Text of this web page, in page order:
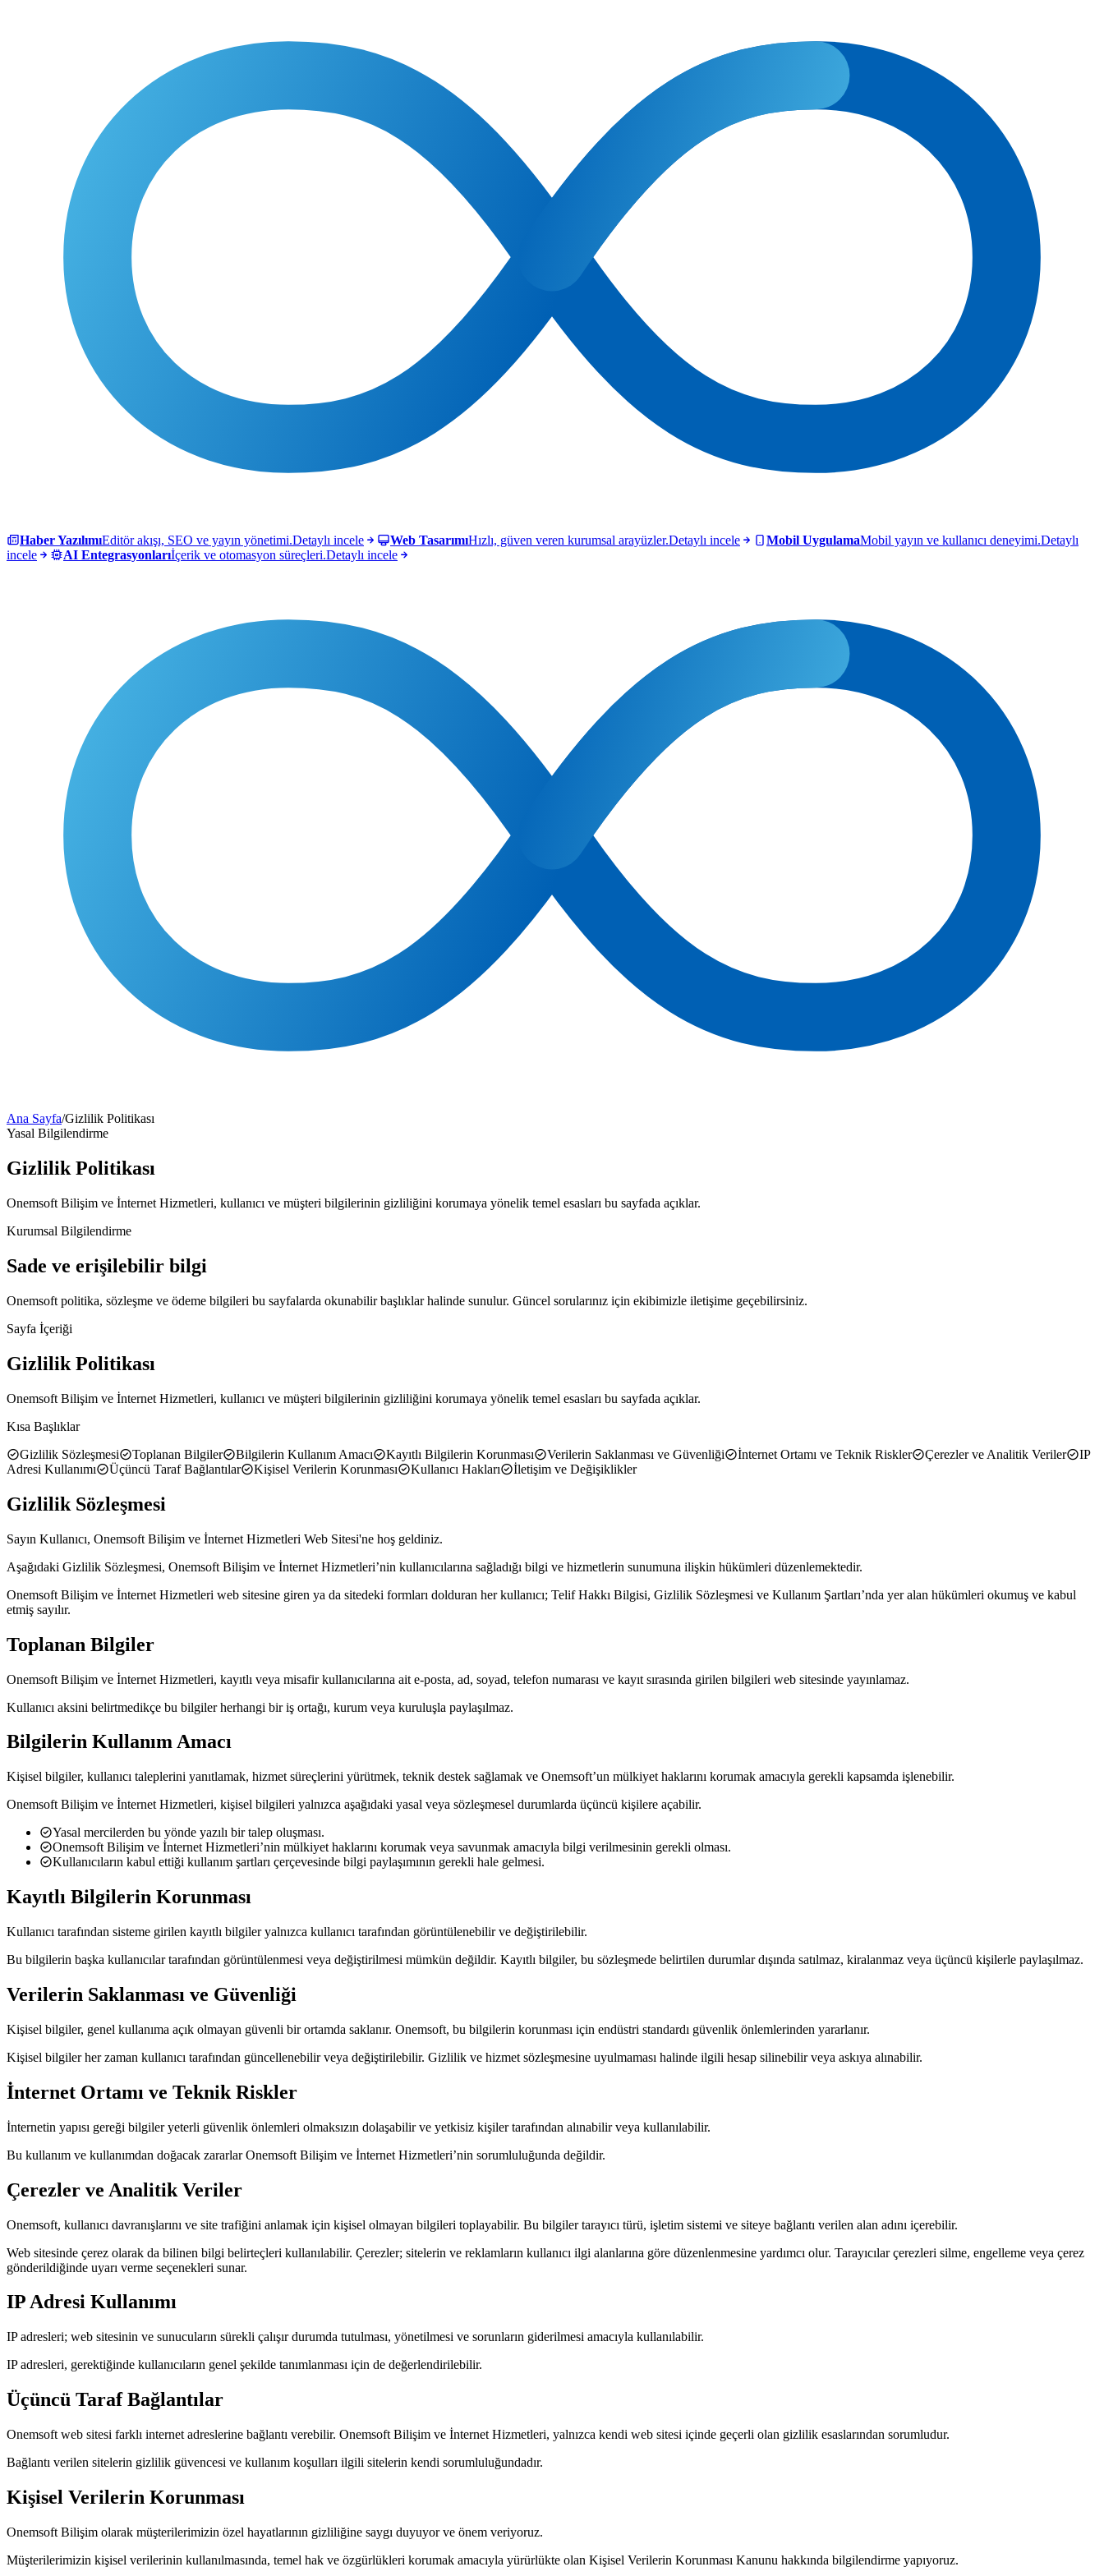
Haber YazılımıEditör akışı, SEO ve yayın yönetimi.Detaylı incele Web TasarımıHızlı, güven veren kurumsal arayüzler.Detaylı incele Mobil UygulamaMobil yayın ve kullanıcı deneyimi.Detaylı
incele
AI Entegrasyonlarıİçerik ve otomasyon süreçleri.Detaylı incele
Ana Sayfa/Gizlilik Politikası
Yasal Bilgilendirme
Gizlilik Politikası
Onemsoft Bilişim ve İnternet Hizmetleri, kullanıcı ve müşteri bilgilerinin gizliliğini korumaya yönelik temel esasları bu sayfada açıklar.
Kurumsal Bilgilendirme
Sade ve erişilebilir bilgi
Onemsoft politika, sözleşme ve ödeme bilgileri bu sayfalarda okunabilir başlıklar halinde sunulur. Güncel sorularınız için ekibimizle iletişime geçebilirsiniz.
Sayfa İçeriği
Gizlilik Politikası
Onemsoft Bilişim ve İnternet Hizmetleri, kullanıcı ve müşteri bilgilerinin gizliliğini korumaya yönelik temel esasları bu sayfada açıklar.
Kısa Başlıklar
Gizlilik Sözleşmesi
Toplanan Bilgiler Bilgilerin Kullanım Amacı Kayıtlı Bilgilerin Korunması Verilerin Saklanması ve Güvenliği İnternet Ortamı ve Teknik Riskler Çerezler ve Analitik Veriler
IP
Adresi Kullanımı
Üçüncü Taraf Bağlantılar Kişisel Verilerin Korunması Kullanıcı Hakları İletişim ve Değişiklikler
Gizlilik Sözleşmesi
Sayın Kullanıcı, Onemsoft Bilişim ve İnternet Hizmetleri Web Sitesi'ne hoş geldiniz.
Aşağıdaki Gizlilik Sözleşmesi, Onemsoft Bilişim ve İnternet Hizmetleri’nin kullanıcılarına sağladığı bilgi ve hizmetlerin sunumuna ilişkin hükümleri düzenlemektedir.
Onemsoft Bilişim ve İnternet Hizmetleri web sitesine giren ya da sitedeki formları dolduran her kullanıcı; Telif Hakkı Bilgisi, Gizlilik Sözleşmesi ve Kullanım Şartları’nda yer alan hükümleri okumuş ve kabul
etmiş sayılır.
Toplanan Bilgiler
Onemsoft Bilişim ve İnternet Hizmetleri, kayıtlı veya misafir kullanıcılarına ait e-posta, ad, soyad, telefon numarası ve kayıt sırasında girilen bilgileri web sitesinde yayınlamaz.
Kullanıcı aksini belirtmedikçe bu bilgiler herhangi bir iş ortağı, kurum veya kuruluşla paylaşılmaz.
Bilgilerin Kullanım Amacı
Kişisel bilgiler, kullanıcı taleplerini yanıtlamak, hizmet süreçlerini yürütmek, teknik destek sağlamak ve Onemsoft’un mülkiyet haklarını korumak amacıyla gerekli kapsamda işlenebilir.
Onemsoft Bilişim ve İnternet Hizmetleri, kişisel bilgileri yalnızca aşağıdaki yasal veya sözleşmesel durumlarda üçüncü kişilere açabilir.
Yasal mercilerden bu yönde yazılı bir talep oluşması.
Onemsoft Bilişim ve İnternet Hizmetleri’nin mülkiyet haklarını korumak veya savunmak amacıyla bilgi verilmesinin gerekli olması.
Kullanıcıların kabul ettiği kullanım şartları çerçevesinde bilgi paylaşımının gerekli hale gelmesi.
Kayıtlı Bilgilerin Korunması
Kullanıcı tarafından sisteme girilen kayıtlı bilgiler yalnızca kullanıcı tarafından görüntülenebilir ve değiştirilebilir.
Bu bilgilerin başka kullanıcılar tarafından görüntülenmesi veya değiştirilmesi mümkün değildir. Kayıtlı bilgiler, bu sözleşmede belirtilen durumlar dışında satılmaz, kiralanmaz veya üçüncü kişilerle paylaşılmaz.
Verilerin Saklanması ve Güvenliği
Kişisel bilgiler, genel kullanıma açık olmayan güvenli bir ortamda saklanır. Onemsoft, bu bilgilerin korunması için endüstri standardı güvenlik önlemlerinden yararlanır.
Kişisel bilgiler her zaman kullanıcı tarafından güncellenebilir veya değiştirilebilir. Gizlilik ve hizmet sözleşmesine uyulmaması halinde ilgili hesap silinebilir veya askıya alınabilir.
İnternet Ortamı ve Teknik Riskler
İnternetin yapısı gereği bilgiler yeterli güvenlik önlemleri olmaksızın dolaşabilir ve yetkisiz kişiler tarafından alınabilir veya kullanılabilir.
Bu kullanım ve kullanımdan doğacak zararlar Onemsoft Bilişim ve İnternet Hizmetleri’nin sorumluluğunda değildir.
Çerezler ve Analitik Veriler
Onemsoft, kullanıcı davranışlarını ve site trafiğini anlamak için kişisel olmayan bilgileri toplayabilir. Bu bilgiler tarayıcı türü, işletim sistemi ve siteye bağlantı verilen alan adını içerebilir.
Web sitesinde çerez olarak da bilinen bilgi belirteçleri kullanılabilir. Çerezler; sitelerin ve reklamların kullanıcı ilgi alanlarına göre düzenlenmesine yardımcı olur. Tarayıcılar çerezleri silme, engelleme veya çerez
gönderildiğinde uyarı verme seçenekleri sunar.
IP Adresi Kullanımı
IP adresleri; web sitesinin ve sunucuların sürekli çalışır durumda tutulması, yönetilmesi ve sorunların giderilmesi amacıyla kullanılabilir.
IP adresleri, gerektiğinde kullanıcıların genel şekilde tanımlanması için de değerlendirilebilir.
Üçüncü Taraf Bağlantılar
Onemsoft web sitesi farklı internet adreslerine bağlantı verebilir. Onemsoft Bilişim ve İnternet Hizmetleri, yalnızca kendi web sitesi içinde geçerli olan gizlilik esaslarından sorumludur.
Bağlantı verilen sitelerin gizlilik güvencesi ve kullanım koşulları ilgili sitelerin kendi sorumluluğundadır.
Kişisel Verilerin Korunması
Onemsoft Bilişim olarak müşterilerimizin özel hayatlarının gizliliğine saygı duyuyor ve önem veriyoruz.
Müşterilerimizin kişisel verilerinin kullanılmasında, temel hak ve özgürlükleri korumak amacıyla yürürlükte olan Kişisel Verilerin Korunması Kanunu hakkında bilgilendirme yapıyoruz.